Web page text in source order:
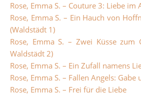
Rose, Emma S. – Couture 3: Liebe im
Rose, Emma S. – Ein Hauch von
(Waldstädt 1)
Rose, Emma S. – Zwei Küsse zum
Waldstädt 2)
Rose, Emma S. – Ein Zufall namens
Rose, Emma S. – Fallen Angels: Gabe
Rose, Emma S. – Frei für die Liebe